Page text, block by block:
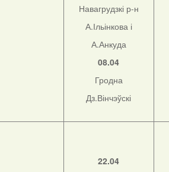
Навагрудзкі р-н
А.Ільінкова і
А.Анкуда
08.04
Гродна
Дз.Вінчэўскі
22.04